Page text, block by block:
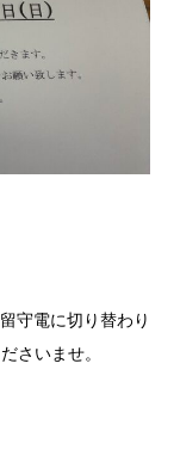
守電に切り替わり
さいませ。